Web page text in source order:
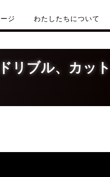
ジ わたしたちについて
リブル、カット